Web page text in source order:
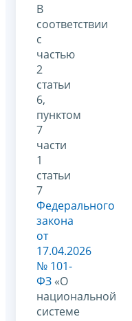
В
соответствии
с
частью
2
статьи
6,
пунктом
7
части
1
статьи
7
Федерального
закона
от
17.04.2026
№ 101-
ФЗ «О
национальной
системе